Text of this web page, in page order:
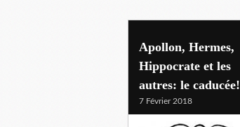
Apollon, Hermes,
Hippocrate et les
autres: le caducée!
7 Février 2018